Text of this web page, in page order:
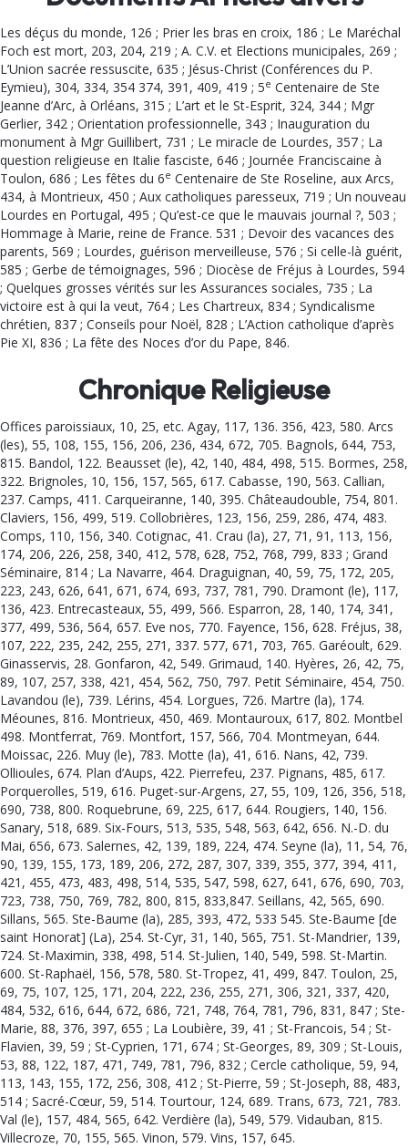
Les déçus du monde, 126 ; Prier les bras en croix, 186 ; Le Maréchal
Foch est mort, 203, 204, 219 ; A. C.V. et Elec­tions municipales, 269 ;
L’Union sacrée ressuscite, 635 ; Jésus-Christ (Conférences du P.
Eymieu), 304, 334, 354 374, 391, 409, 419 ; 5e Centenaire de Ste
Jeanne d’Arc, à Orléans, 315 ; L’art et le St-Esprit, 324, 344 ; Mgr
Gerlier, 342 ; Orientation professionnelle, 343 ; Inaugura­tion du
monument à Mgr Guillibert, 731 ; Le miracle de Lour­des, 357 ; La
question religieuse en Italie fasciste, 646 ; Journée Franciscaine à
Toulon, 686 ; Les fêtes du 6e Centenaire de Ste Roseline, aux Arcs,
434, à Montrieux, 450 ; Aux catholiques paresseux, 719 ; Un nouveau
Lourdes en Portugal, 495 ; Qu’est-ce que le mauvais jour­nal ?, 503 ;
Hommage à Marie, reine de France. 531 ; Devoir des vacances des
parents, 569 ; Lourdes, guérison merveilleuse, 576 ; Si celle-là guérit,
585 ; Gerbe de témoignages, 596 ; Diocèse de Fréjus à Lourdes, 594
; Quelques grosses vérités sur les Assurances sociales, 735 ; La
victoire est à qui la veut, 764 ; Les Chartreux, 834 ; Syndicalisme
chrétien, 837 ; Conseils pour Noël, 828 ; L’Ac­tion catholique d’après
Pie XI, 836 ; La fête des Noces d’or du Pape, 846.
Chronique Religieuse
Offices paroissiaux, 10, 25, etc. Agay, 117, 136. 356, 423, 580. Arcs
(les), 55, 108, 155, 156, 206, 236, 434, 672, 705. Bagnols, 644, 753,
815. Bandol, 122. Beausset (le), 42, 140, 484, 498, 515. Bormes, 258,
322. Brignoles, 10, 156, 157, 565, 617. Cabasse, 190, 563. Callian,
237. Camps, 411. Carqueiranne, 140, 395. Châteaudouble, 754, 801.
Claviers, 156, 499, 519. Collobrières, 123, 156, 259, 286, 474, 483.
Comps, 110, 156, 340. Cotignac, 41. Crau (la), 27, 71, 91, 113, 156,
174, 206, 226, 258, 340, 412, 578, 628, 752, 768, 799, 833 ; Grand
Séminaire, 814 ; La Navarre, 464. Draguignan, 40, 59, 75, 172, 205,
223, 243, 626, 641, 671, 674, 693, 737, 781, 790. Dramont (le), 117,
136, 423. Entrecasteaux, 55, 499, 566. Esparron, 28, 140, 174, 341,
377, 499, 536, 564, 657. Eve nos, 770. Fayence, 156, 628. Fréjus, 38,
107, 222, 235, 242, 255, 271, 337. 577, 671, 703, 765. Garéoult, 629.
Ginasservis, 28. Gonfaron, 42, 549. Grimaud, 140. Hyères, 26, 42, 75,
89, 107, 257, 338, 421, 454, 562, 750, 797. Petit Séminaire, 454, 750.
Lavandou (le), 739. Lérins, 454. Lorgues, 726. Martre (la), 174.
Méounes, 816. Montrieux, 450, 469. Montauroux, 617, 802. Montbel
498. Montferrat, 769. Montfort, 157, 566, 704. Montmeyan, 644.
Moissac, 226. Muy (le), 783. Motte (la), 41, 616. Nans, 42, 739.
Ollioules, 674. Plan d’Aups, 422. Pierrefeu, 237. Pignans, 485, 617.
Porquerolles, 519, 616. Puget-sur-Argens, 27, 55, 109, 126, 356, 518,
690, 738, 800. Roquebrune, 69, 225, 617, 644. Rougiers, 140, 156.
Sanary, 518, 689. Six-Fours, 513, 535, 548, 563, 642, 656. N.-D. du
Mai, 656, 673. Salernes, 42, 139, 189, 224, 474. Seyne (la), 11, 54, 76,
90, 139, 155, 173, 189, 206, 272, 287, 307, 339, 355, 377, 394, 411,
421, 455, 473, 483, 498, 514, 535, 547, 598, 627, 641, 676, 690, 703,
723, 738, 750, 769, 782, 800, 815, 833,847. Seillans, 42, 565, 690.
Sillans, 565. Ste-Baume (la), 285, 393, 472, 533 545. Ste-Baume [de
saint Honorat] (La), 254. St-Cyr, 31, 140, 565, 751. St-Mandrier, 139,
724. St-Maximin, 338, 498, 514. St-Julien, 140, 549, 598. St-Martin.
600. St-Raphaël, 156, 578, 580. St-Tropez, 41, 499, 847. Toulon, 25,
69, 75, 107, 125, 171, 204, 222, 236, 255, 271, 306, 321, 337, 420,
484, 532, 616, 644, 672, 686, 721, 748, 764, 781, 796, 831, 847 ; Ste-
Marie, 88, 376, 397, 655 ; La Loubière, 39, 41 ; St-Francois, 54 ; St-
Flavien, 39, 59 ; St-Cyprien, 171, 674 ; St-Georges, 89, 309 ; St-Louis,
53, 88, 122, 187, 471, 749, 781, 796, 832 ; Cercle catholique, 59, 94,
113, 143, 155, 172, 256, 308, 412 ; St-Pierre, 59 ; St-Joseph, 88, 483,
514 ; Sacré-Cœur, 59, 514. Tourtour, 124, 689. Trans, 673, 721, 783.
Val (le), 157, 484, 565, 642. Verdière (la), 549, 579. Vidauban, 815.
Villecroze, 70, 155, 565. Vinon, 579. Vins, 157, 645.